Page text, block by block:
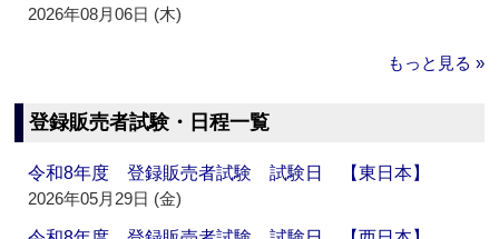
2026年08月06日 (木)
もっと見る »
登録販売者試験・日程一覧
令和8年度 登録販売者試験 試験日 【東日本】
2026年05月29日 (金)